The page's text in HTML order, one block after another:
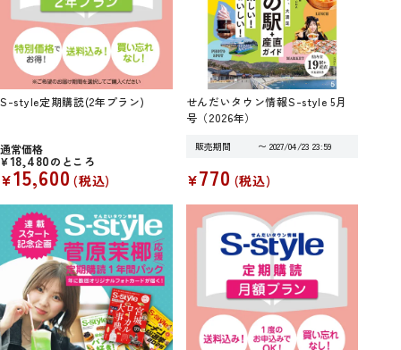
S-style定期購読(2年プラン)
通常価格
¥18,480のところ
¥15,600 税込
せんだいタウン情報S-style 5月
号（2026年）
販売期間 〜 2027/04/23 23:59
¥770 税込